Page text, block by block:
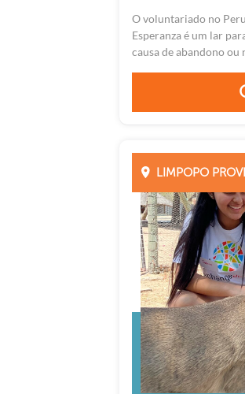
O voluntariado no
Esperanza é um lar
causa de abandono
LIMPOPO